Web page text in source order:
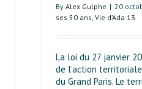
By Alex Gulphe | 20
ses 50 ans, Vie d’Ada 13
La loi du 27 janvier
de l’action
du Grand Paris. Le